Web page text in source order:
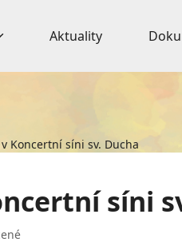
Aktuality
Koncertní síni sv. Ducha
síni